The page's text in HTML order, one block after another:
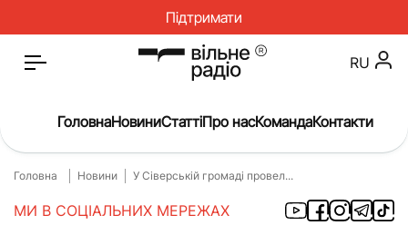
Підтримати
Головна
Новини
Окупація
RU
ГоловнаНовиниСтаттіПро насКомандаКонтакти
Головна Новини У Сіверській громаді провел...
МИ В СОЦІАЛЬНИХ МЕРЕЖАХ